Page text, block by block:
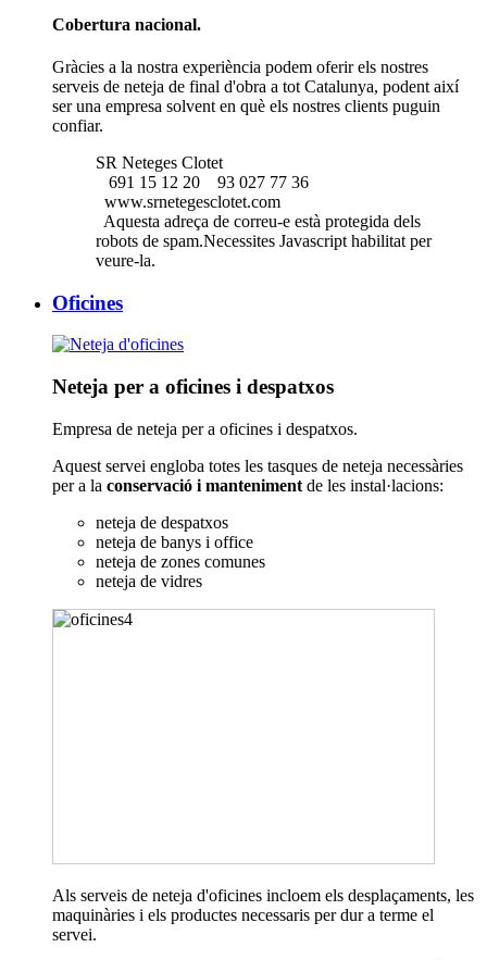
Cobertura nacional.
Gràcies a la nostra experiència podem oferir els nostres
serveis de neteja de final d'obra a tot Catalunya, podent així
ser una empresa solvent en què els nostres clients puguin
confiar.
SR Neteges Clotet
691 15 12 20
93 027 77 36
www.srnetegesclotet.com
Aquesta adreça de correu-e està protegida dels
robots de spam.Necessites Javascript habilitat per
veure-la.
Oficines
Neteja per a oficines i despatxos
Empresa de neteja per a oficines i despatxos.
Aquest servei engloba totes les tasques de neteja necessàries
per a la conservació i manteniment de les instal·lacions:
neteja de despatxos
neteja de banys i office
neteja de zones comunes
neteja de vidres
Als serveis de neteja d'oficines incloem els desplaçaments, les
maquinàries i els productes necessaris per dur a terme el
servei.